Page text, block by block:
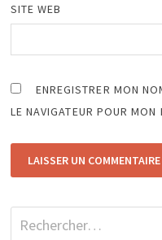
SITE WEB
ENREGISTRER MON
LE NAVIGATEUR POUR
Rechercher :